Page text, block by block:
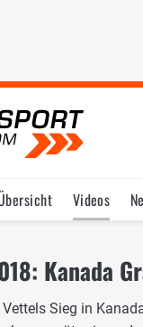
Videos
Kanada
Sieg in